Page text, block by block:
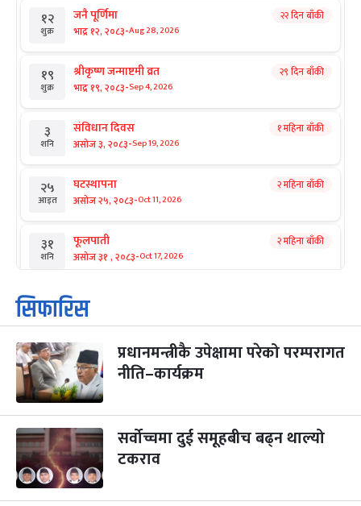
१२
शुक्र
जनै पूर्णिमा
भाद्र १२, २०८३-Aug 28, 2026
२२ दिन बाँकी
१९
शुक्र
श्रीकृष्ण जन्माष्टमी व्रत
भाद्र १९, २०८३-Sep 4, 2026
२९ दिन बाँकी
३
शनि
संविधान दिवस
असोज ३, २०८३-Sep 19, 2026
१ महिना बाँकी
२५
आइत
घटस्थापना
असोज २५, २०८३-Oct 11, 2026
२ महिना बाँकी
३१
शनि
फूलपाती
असोज ३१ , २०८३-Oct 17, 2026
२ महिना बाँकी
१
आइत
कार्तिक सङ्क्रान्ति
कार्तिक १, २०८३
३
मंगल
महानवमी
कार्तिक ३, २०८३-Oct 20, 2026
२ महिना बाँकी
४
बुध कार्तिक ४, २०८३ -Oct 21, 2026
५
बिहि
पापा‌ङ्कुशा एकादशी व्रत
कार्तिक ५, २०८३
सिफारिस
प्रधानमन्त्रीकै उपेक्षामा परेको परम्परागत
नीति–कार्यक्रम
सर्वोच्चमा दुई समूहबीच बढ्न थाल्यो
टकराव